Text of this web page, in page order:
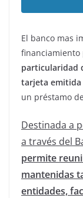
El banco mas
financiamiento
particularidad
tarjeta
un préstamo
Destinada a
a través del
permite
mantenidas
entidades,